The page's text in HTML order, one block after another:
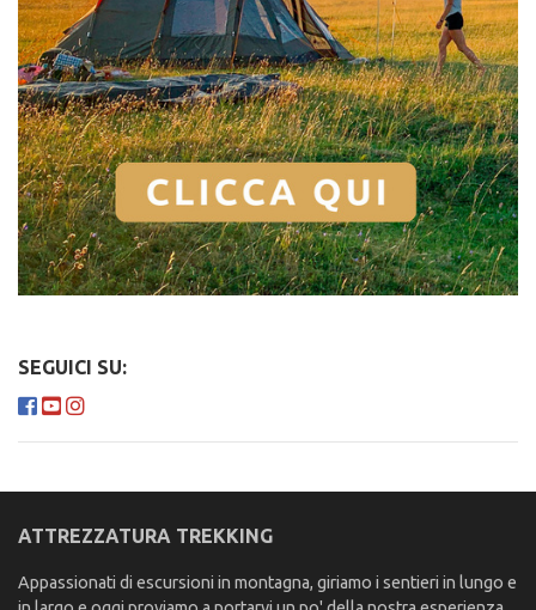
SEGUICI SU:
ATTREZZATURA TREKKING
Appassionati di escursioni in montagna, giriamo i sentieri in lungo e